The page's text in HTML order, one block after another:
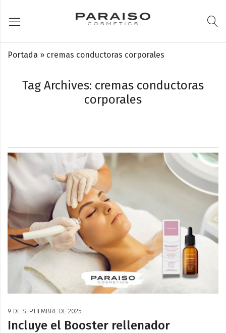
Tag Archives: cremas conductoras
corporales
Portada » cremas conductoras corporales
9 DE SEPTIEMBRE DE 2025
Incluye el Booster rellenador